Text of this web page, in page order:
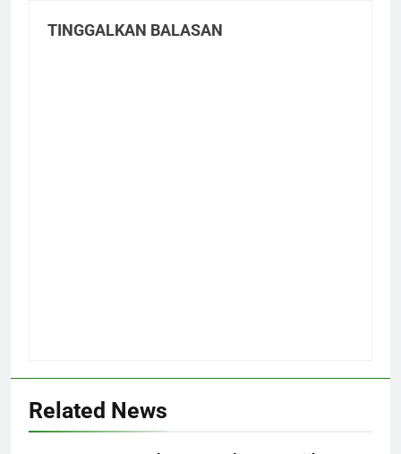
TINGGALKAN BALASAN
Related News